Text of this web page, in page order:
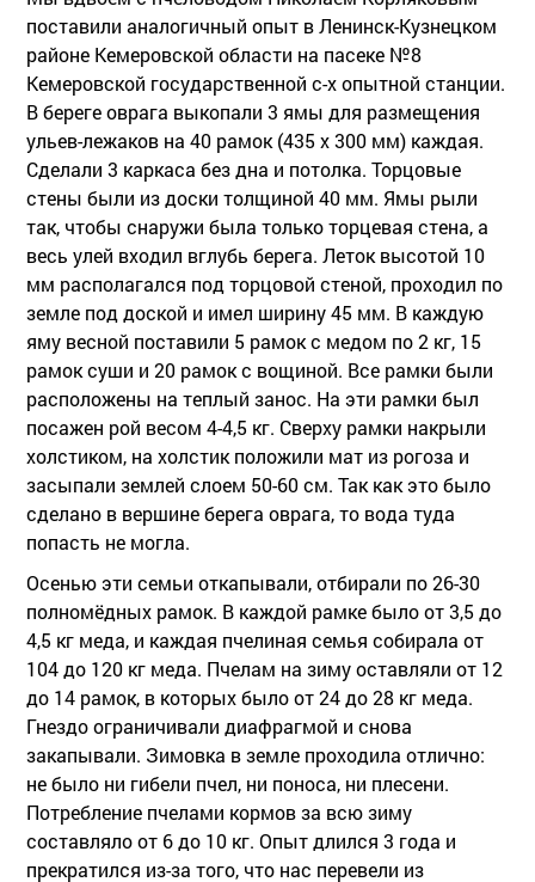
поставили аналогичный опыт в Ленинск-Кузнецком
районе Кемеровской области на пасеке №8
Кемеровской государственной с-х опытной станции.
В береге оврага выкопали 3 ямы для размещения
ульев-лежаков на 40 рамок (435 x 300 мм) каждая.
Сделали 3 каркаса без дна и потолка. Торцовые
стены были из доски толщиной 40 мм. Ямы рыли
так, чтобы снаружи была только торцевая стена, а
весь улей входил вглубь берега. Леток высотой 10
мм располагался под торцовой стеной, проходил по
земле под доской и имел ширину 45 мм. В каждую
яму весной поставили 5 рамок с медом по 2 кг, 15
рамок суши и 20 рамок с вощиной. Все рамки были
расположены на теплый занос. На эти рамки был
посажен рой весом 4-4,5 кг. Сверху рамки накрыли
холстиком, на холстик положили мат из рогоза и
засыпали землей слоем 50-60 см. Так как это было
сделано в вершине берега оврага, то вода туда
попасть не могла.
Осенью эти семьи откапывали, отбирали по 26-30
полномёдных рамок. В каждой рамке было от 3,5 до
4,5 кг меда, и каждая пчелиная семья собирала от
104 до 120 кг меда. Пчелам на зиму оставляли от 12
до 14 рамок, в которых было от 24 до 28 кг меда.
Гнездо ограничивали диафрагмой и снова
закапывали. Зимовка в земле проходила отлично:
не было ни гибели пчел, ни поноса, ни плесени.
Потребление пчелами кормов за всю зиму
составляло от 6 до 10 кг. Опыт длился 3 года и
прекратился из-за того, что нас перевели из